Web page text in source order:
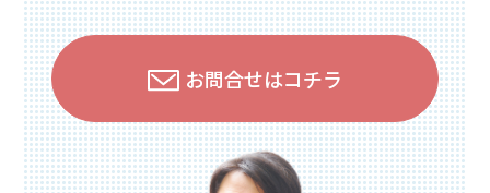
お問合せはコチラ